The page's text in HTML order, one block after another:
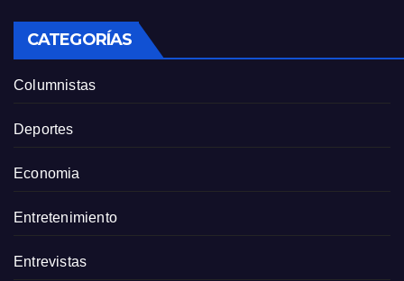
CATEGORÍAS
Columnistas
Deportes
Economia
Entretenimiento
Entrevistas